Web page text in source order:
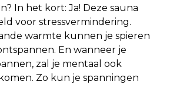
In het kort: Ja! Deze sauna
voor stressvermindering.
warmte kunnen je spieren
En wanneer je
zal je mentaal ook
Zo kun je spanningen